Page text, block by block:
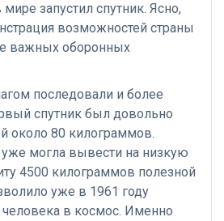
запустил спутник. Ясно,
возможностей страны
важных оборонных
последовали и более
спутник был довольно
около 80 килограммов.
могла вывести на низкую
4500 килограммов полезной
уже в 1961 году
человека в космос. Именно